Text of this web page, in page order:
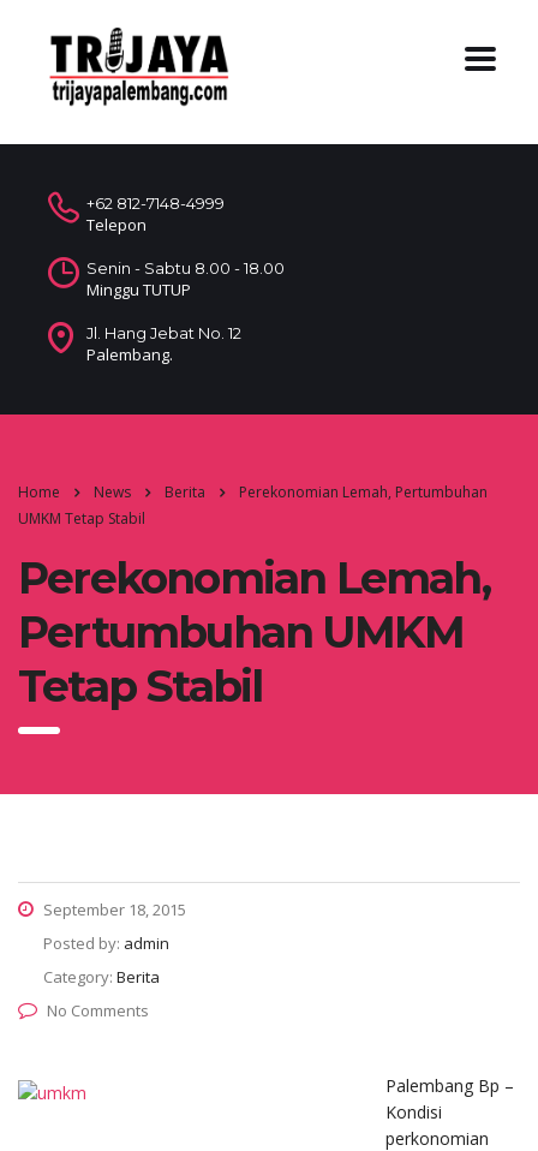
+62 812-7148-4999
Telepon
Senin - Sabtu 8.00 - 18.00
Minggu TUTUP
Jl. Hang Jebat No. 12
Palembang.
Home News Berita
Perekonomian Lemah, Pertumbuhan
UMKM Tetap Stabil
Perekonomian Lemah,
Pertumbuhan UMKM
Tetap Stabil
September 18, 2015
Posted by: admin
Category: Berita
No Comments
Palembang Bp –
Kondisi
perkonomian